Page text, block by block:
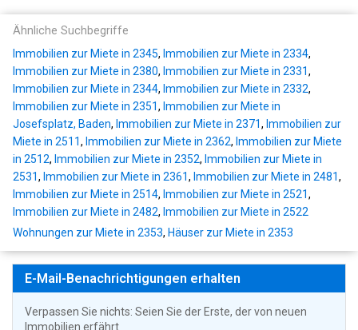
Ähnliche Suchbegriffe
Immobilien zur Miete in 2345, Immobilien zur Miete in 2334,
Immobilien zur Miete in 2380, Immobilien zur Miete in 2331,
Immobilien zur Miete in 2344, Immobilien zur Miete in 2332,
Immobilien zur Miete in 2351, Immobilien zur Miete in
Josefsplatz, Baden, Immobilien zur Miete in 2371, Immobilien zur
Miete in 2511, Immobilien zur Miete in 2362, Immobilien zur Miete
in 2512, Immobilien zur Miete in 2352, Immobilien zur Miete in
2531, Immobilien zur Miete in 2361, Immobilien zur Miete in 2481,
Immobilien zur Miete in 2514, Immobilien zur Miete in 2521,
Immobilien zur Miete in 2482, Immobilien zur Miete in 2522
Wohnungen zur Miete in 2353, Häuser zur Miete in 2353
E-Mail-Benachrichtigungen erhalten
Verpassen Sie nichts: Seien Sie der Erste, der von neuen
Immobilien erfährt